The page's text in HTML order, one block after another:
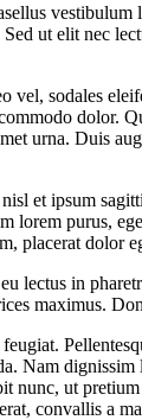
ut elit nec
vel, sodales
dolor.
urna. Duis
et ipsum
purus,
placerat dolor
lectus in
maximus.
Nam
nunc, ut
convallis a